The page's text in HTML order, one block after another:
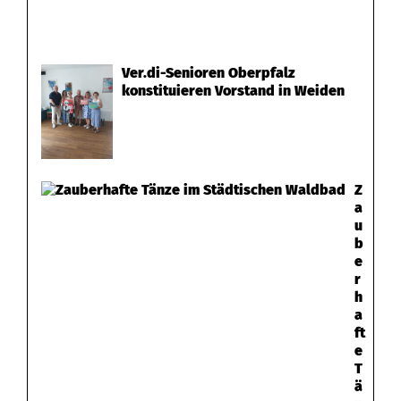
Ver.di-Senioren Oberpfalz
konstituieren Vorstand in Weiden
Z
a
u
b
e
r
h
a
ft
e
T
ä